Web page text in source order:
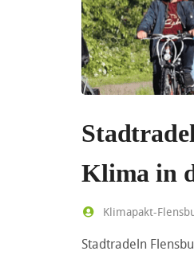
Klima in
Klimapakt-
Stadtradeln